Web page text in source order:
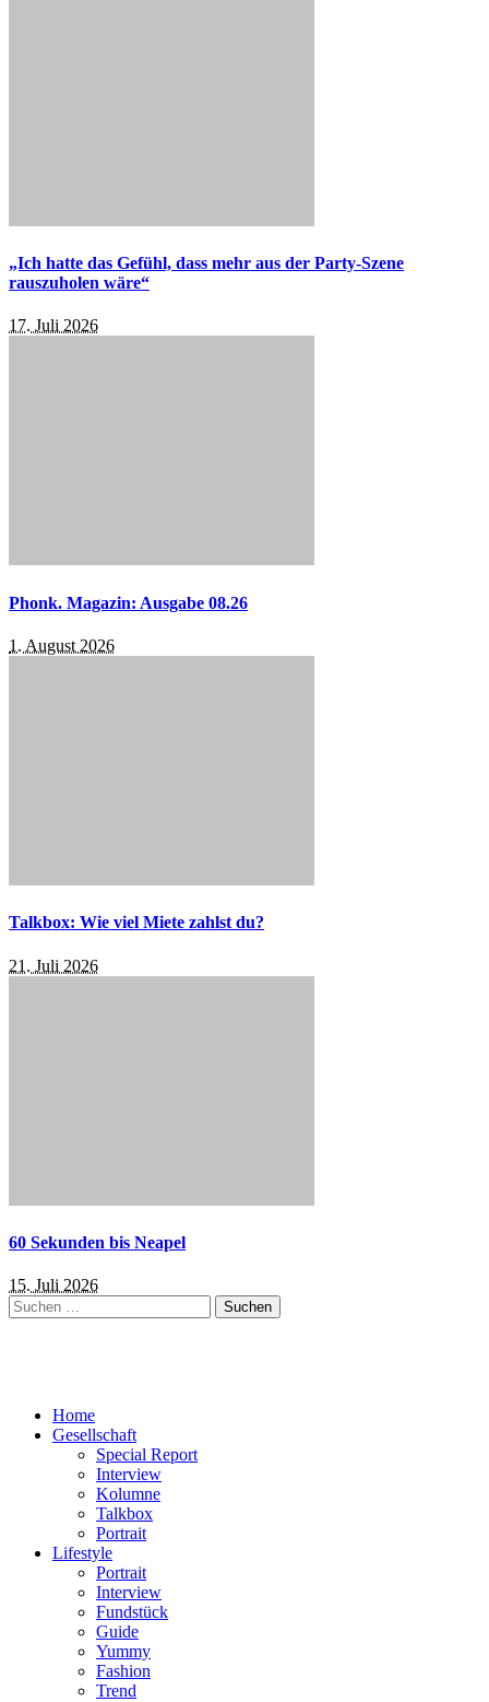
„Ich hatte das Gefühl, dass mehr aus der Party-Szene
rauszuholen wäre“
17. Juli 2026
Phonk. Magazin: Ausgabe 08.26
1. August 2026
Talkbox: Wie viel Miete zahlst du?
21. Juli 2026
60 Sekunden bis Neapel
15. Juli 2026
Suchen
nach:
Home
Gesellschaft
Special Report
Interview
Kolumne
Talkbox
Portrait
Lifestyle
Portrait
Interview
Fundstück
Guide
Yummy
Fashion
Trend